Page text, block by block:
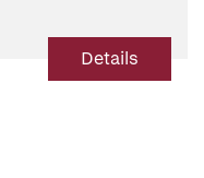
Details